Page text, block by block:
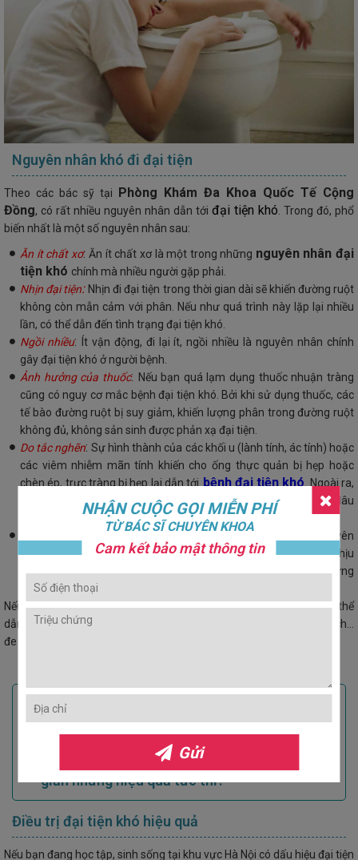
Nguyên nhân khó đi đại tiện
Theo các bác sỹ tại Phòng Khám Đa Khoa Quốc Tế Cộng
Đồng, có rất nhiều nguyên nhân dẫn tới đại tiện khó . Trong đó, phổ
biến nhất là một số nguyên nhân sau:
Ăn ít chất xơ:Ăn ít chất xơ là một trong những nguyên nhân đại
tiện khó chính mà nhiều người gặp phải.
Nhịn đại tiện: Nhịn đi đại tiện trong thời gian dài sẽ khiến đường ruột
không còn mẫn cảm với phân. Nếu như quá trình này lặp lại nhiều
lần, có thể dẫn đến tình trạng đại tiện khó.
Ngồi nhiều:
Ít vận động, đi lại ít, ngồi nhiều là nguyên nhân chính
gây đại tiện khó ở người bệnh.
Ảnh hưởng của thuốc: Nếu bạn quá lạm dụng thuốc nhuận tràng
cũng có nguy cơ mắc bệnh đại tiện khó. Bởi khi sử dụng thuốc, các
tế bào đường ruột bị suy giảm, khiến lượng phân trong đường ruột
không đủ, không sản sinh được phản xạ đại tiện.
Do tắc nghẽn:Sự hình thành của các khối u (lành tính, ác tính) hoặc
các viêm nhiễm mãn tính khiến cho ống thực quản bị hẹp hoặc
chèn ép, trực tràng bị hẹp lại dẫn tớibệnh đại tiện khó . Ngoài ra,
quá trình lưu thông của phân bị cản trở, phân bị giữ lại quá lâu
trong ống trực tràng cũng gây nên bệnh đại tiện khó.
Tâm lý bất thường cũng là một trong những nguyên
nhân gây bệnh đại tiện khó ở nhiều người. Vì phản xạ đi đại tiện chịu
ảnh hưởng rất nhiều bởi những kích thích mạnh về tinh thần, những
cảm giác lo sợ, phiền muộn hoặc sức ép công việc quá cao…
Nếu người bệnh chủ quan với đại tiện khó thì chứng bệnh này có thể
dẫn tới nhiều bệnh lý nguy hiểm như: Bệnh trĩ, tiểu đường, tim mạch…
đe dọa sức khỏe của người bệnh.
Các bài viết liên quan
Làm thế nào để đi đại tiện hàng ngày đơn
giản nhưng hiệu quả tức thì?
Điều trị đại tiện khó hiệu quả
Nếu bạn đang học tập, sinh sống tại khu vực Hà Nội có dấu hiệu đại tiện
NHẬN CUỘC GỌI MIỄN PHÍ
TỪ BÁC SĨ CHUYÊN KHOA
Cam kết bảo mật thông tin
Gửi